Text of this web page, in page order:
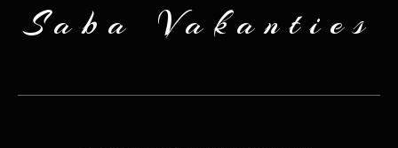
Saba Vakanties